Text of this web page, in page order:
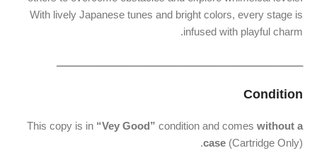
With lively Japanese tunes and bright colors, every stage is
infused with playful charm.
ـــــــــــــــــــــــــــــــــــــــــــــــــــــــــــــــــــــــــــــــــــــــ
Condition
This copy is in “Vey Good” condition and comes without a
case (Cartridge Only).